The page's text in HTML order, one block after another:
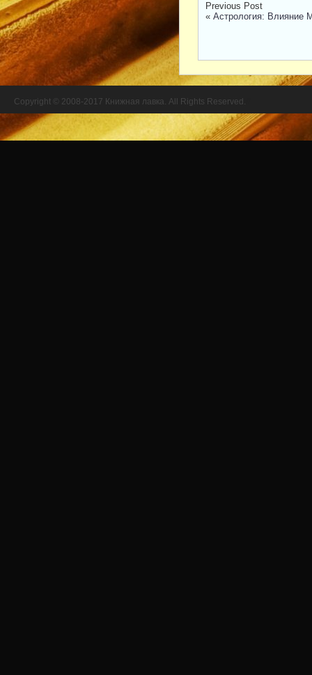
Previous Post
« Астрология: Влияние
Copyright © 2008-2017 Книжная лавка. All Rights Reserved.